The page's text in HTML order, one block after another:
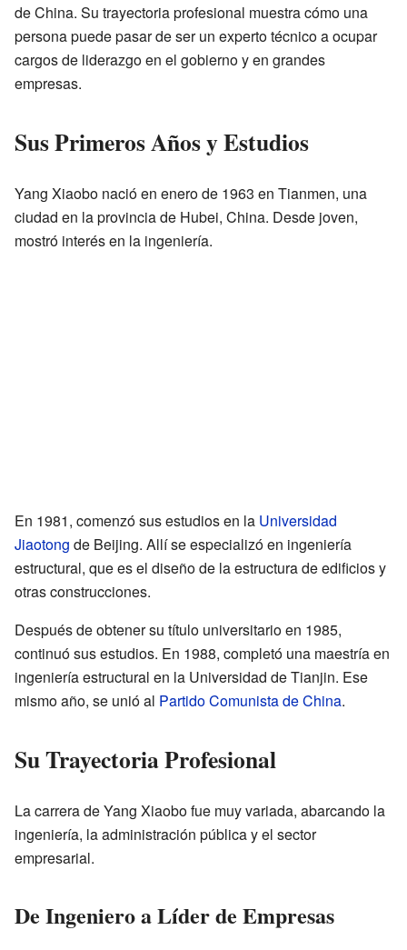
de China. Su trayectoria profesional muestra cómo una
persona puede pasar de ser un experto técnico a ocupar
cargos de liderazgo en el gobierno y en grandes
empresas.
Sus Primeros Años y Estudios
Yang Xiaobo nació en enero de 1963 en Tianmen, una
ciudad en la provincia de Hubei, China. Desde joven,
mostró interés en la ingeniería.
En 1981, comenzó sus estudios en la Universidad
Jiaotong de Beijing. Allí se especializó en ingeniería
estructural, que es el diseño de la estructura de edificios y
otras construcciones.
Después de obtener su título universitario en 1985,
continuó sus estudios. En 1988, completó una maestría en
ingeniería estructural en la Universidad de Tianjin. Ese
mismo año, se unió al Partido Comunista de China.
Su Trayectoria Profesional
La carrera de Yang Xiaobo fue muy variada, abarcando la
ingeniería, la administración pública y el sector
empresarial.
De Ingeniero a Líder de Empresas